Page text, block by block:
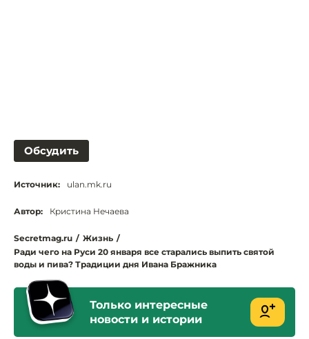
Обсудить
Источник: ulan.mk.ru
Автор: Кристина Нечаева
Secretmag.ru / Жизнь /
Ради чего на Руси 20 января все старались выпить святой
воды и пива? Традиции дня Ивана Бражника
Только интересные
новости и истории